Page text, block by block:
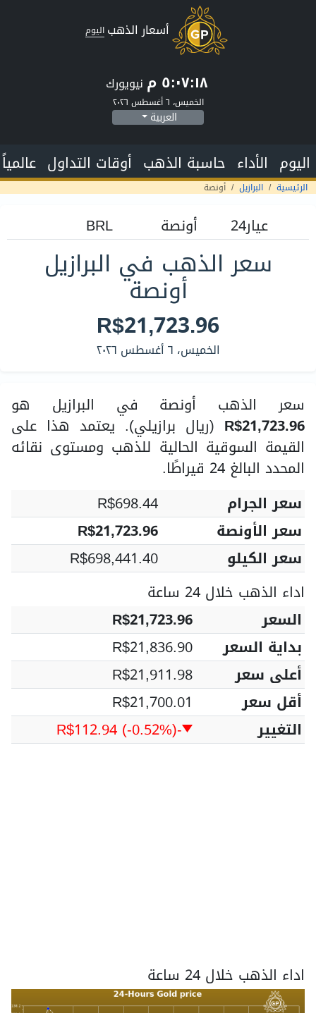
أسعار الذهب اليوم
٥:٠٧:١٩ م نيويورك
الخميس، ٦ أغسطس ٢٠٢٦
العربية
اليوم الأداء حاسبة الذهب أوقات التداول عالمياً
الرئيسية البرازيل أونصة
سعر الذهب في البرازيل
أونصة
R$21,723.96
الخميس، ٦ أغسطس ٢٠٢٦
سعر الذهب أونصة في البرازيل هو
R$21,723.96 (ريال برازيلي). يعتمد هذا على
القيمة السوقية الحالية للذهب ومستوى نقائه
المحدد البالغ 24 قيراطًا.
سعر الجرام
R$698.44
سعر الأونصة
R$21,723.96
سعر الكيلو
R$698,441.40
اداء الذهب خلال 24 ساعة
السعر
R$21,723.96
بداية السعر
R$21,836.90
أعلى سعر
R$21,911.98
أقل سعر
R$21,700.01
التغيير
-R$112.94
(-0.52%)
اداء الذهب خلال 24 ساعة